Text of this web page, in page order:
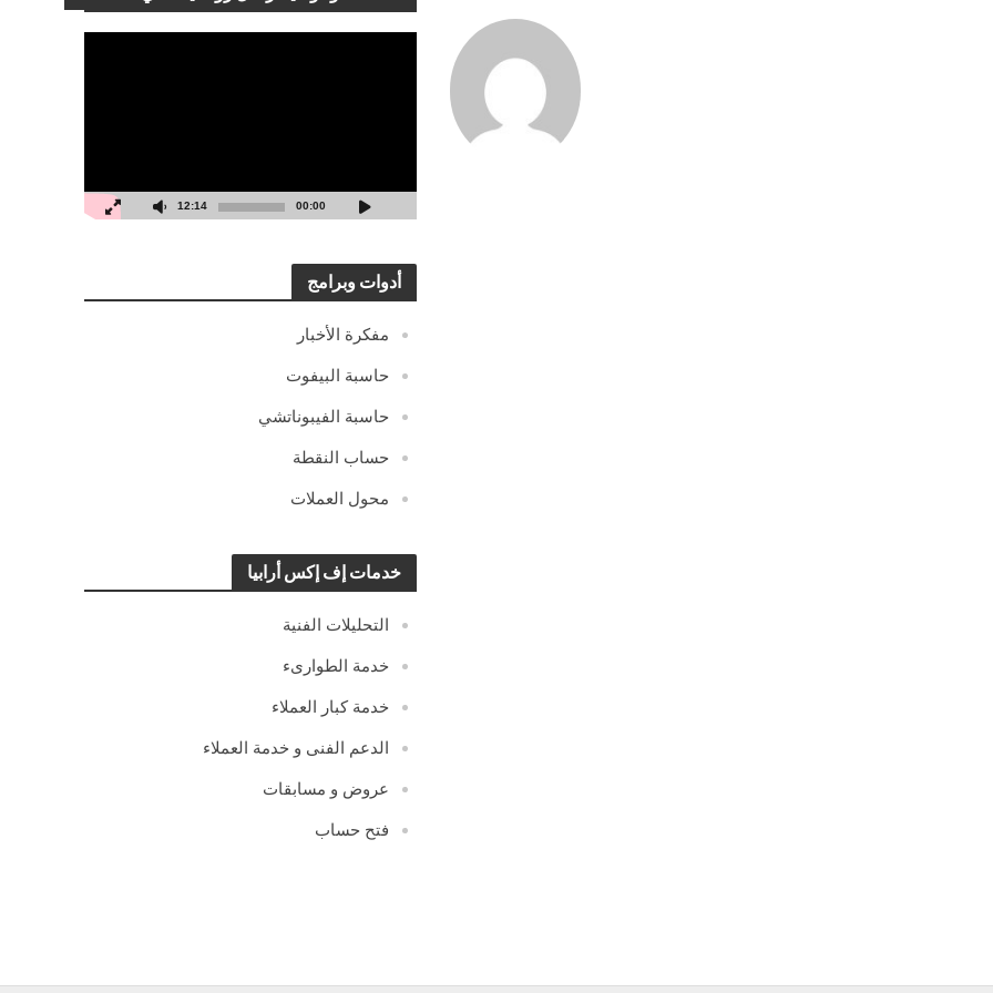
00:00
12:14
أدوات وبرامج
مفكرة الأخبار
حاسبة البيفوت
حاسبة الفيبوناتشي
حساب النقطة
محول العملات
خدمات إف إكس أرابيا
التحليلات الفنية
خدمة الطوارىء
خدمة كبار العملاء
الدعم الفنى و خدمة العملاء
عروض و مسابقات
فتح حساب